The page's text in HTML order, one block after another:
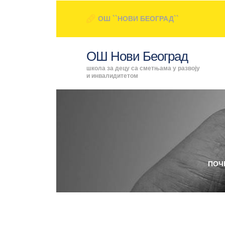
ОШ ``НОВИ БЕОГРАД``
ОШ Нови Београд
школа за децу са сметњама у развоју
и инвалидитетом